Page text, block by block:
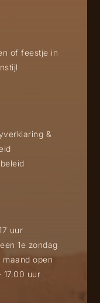
of feestje in
&
uur
1e zondag
maand open
17.00 uur